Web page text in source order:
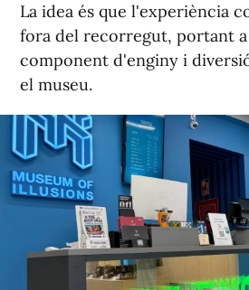
La idea és que l'experiència
fora del recorregut, portant a
component d'enginy i
el museu.